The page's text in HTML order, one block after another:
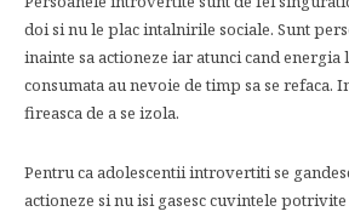
doi si nu le plac intalnirile sociale. Sunt
inainte sa actioneze iar atunci cand energia
consumata au nevoie de timp sa se refaca.
fireasca de a se izola.
Pentru ca adolescentii introvertiti se
actioneze si nu isi gasesc cuvintele